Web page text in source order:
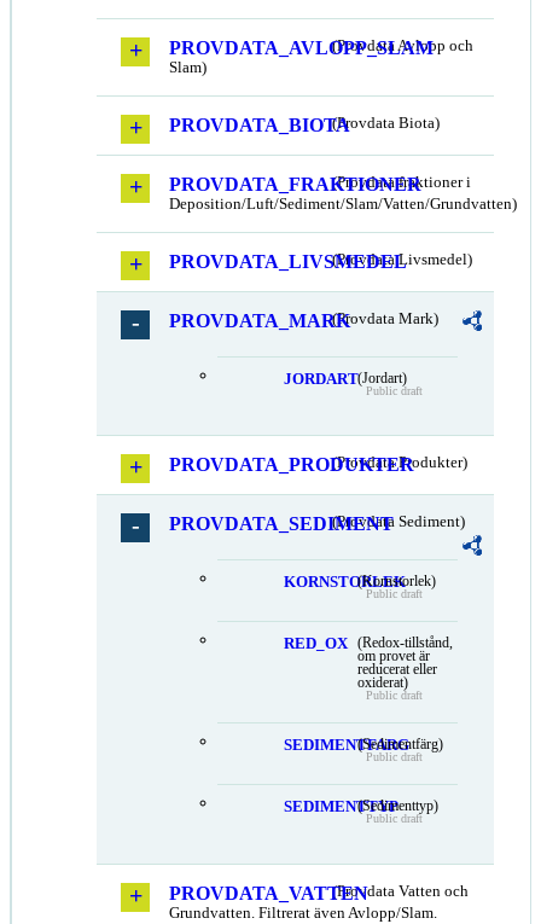
PROVDATA_AVLOPP_SLAM
(Provdata Avlopp och
Slam)
PROVDATA_BIOTA(Provdata Biota)
PROVDATA_FRAKTIONER
(Provdata fraktioner i
Deposition/Luft/Sediment/Slam/Vatten/Grundvatten)
PROVDATA_LIVSMEDEL
(Provdata Livsmedel)
PROVDATA_MARK(Provdata Mark)
JORDART(Jordart)
Public draft
PROVDATA_PRODUKTER
(Provdata Produkter)
PROVDATA_SEDIMENT(Provdata Sediment)
KORNSTORLEK
(Kornstorlek)
Public draft
RED_OX
(Redox-tillstånd,
om provet är
reducerat eller
oxiderat)
Public draft
SEDIMENTFARG
(Sedimentfärg)
Public draft
SEDIMENTTYP(Sedimenttyp)
Public draft
PROVDATA_VATTEN(Provdata Vatten och
Grundvatten. Filtrerat även Avlopp/Slam.